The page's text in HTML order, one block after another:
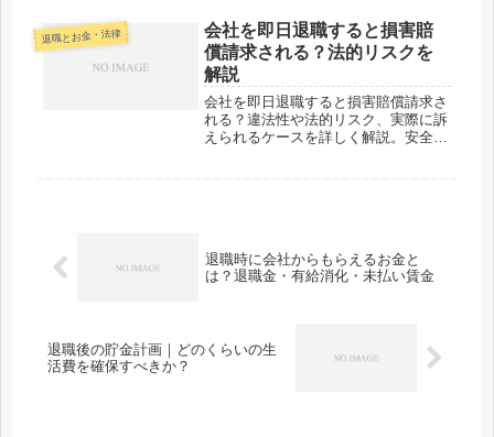
す。
退職とお金・法律
会社を即日退職すると損害賠
償請求される？法的リスクを
解説
会社を即日退職すると損害賠償請求さ
れる？違法性や法的リスク、実際に訴
えられるケースを詳しく解説。安全に
退職時に会社からもらえるお金と
は？退職金・有給消化・未払い賃金
退職後の貯金計画｜どのくらいの生
活費を確保すべきか？